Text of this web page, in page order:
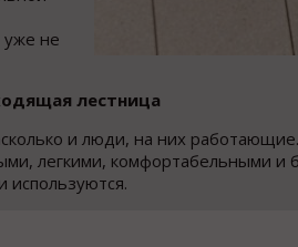
уже не
лестница
и люди, на них
легкими, комфортабельными и
используются.